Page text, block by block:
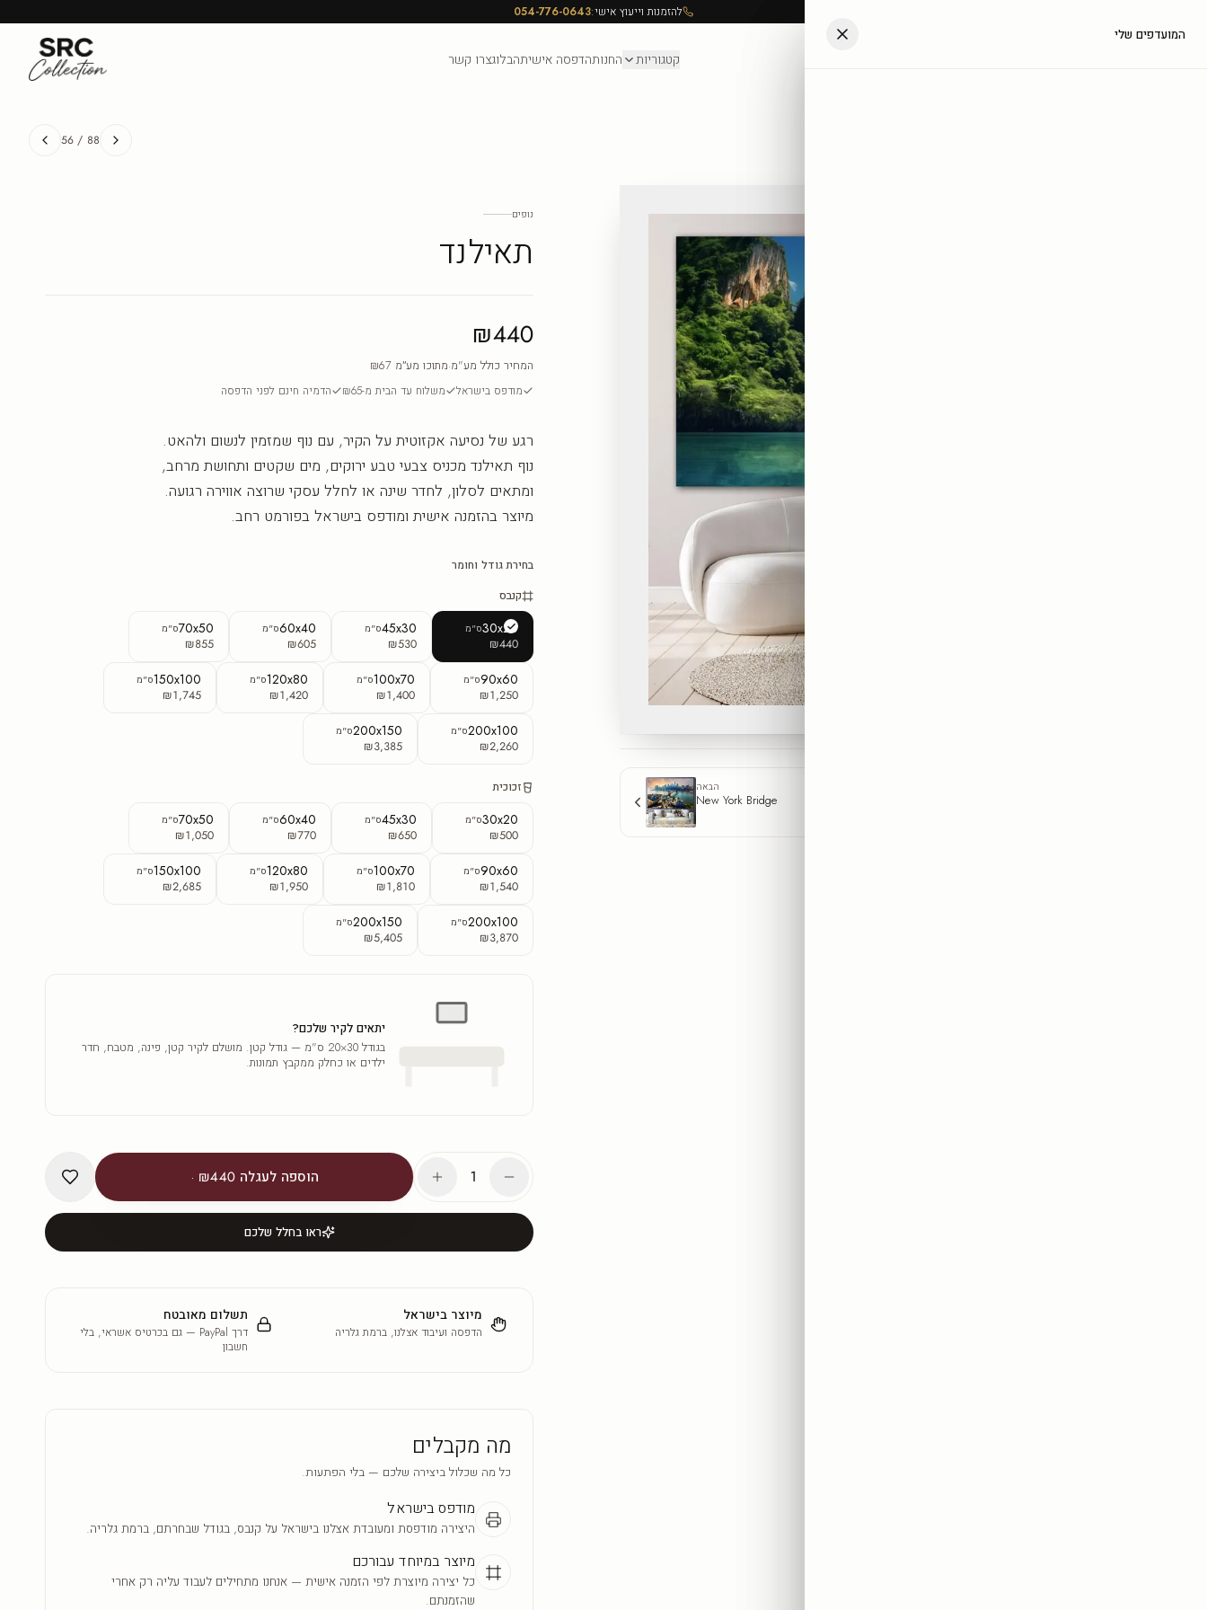
להזמנות וייעוץ אישי:054-776-0643
קטגוריות החנותהדפסה אישיתהבלוגצרו קשר
56 / 88
הבאה
New York Bridge
נופים
תאילנד
₪440
המחיר כולל מע"מ·מתוכו מע״מ ₪67
מודפס בישראל
משלוח עד הבית מ-₪65 הדמיה חינם לפני הדפסה
רגע של נסיעה אקזוטית על הקיר, עם נוף שמזמין לנשום ולהאט.
נוף תאילנד מכניס צבעי טבע ירוקים, מים שקטים ותחושת מרחב,
ומתאים לסלון, לחדר שינה או לחלל עסקי שרוצה אווירה רגועה.
מיוצר בהזמנה אישית ומודפס בישראל בפורמט רחב.
בחירת גודל וחומר
קנבס
30x20ס"מ
₪440
45x30ס"מ
₪530
60x40ס"מ
₪605
70x50ס"מ
₪855
90x60ס"מ
₪1,250
100x70ס"מ
₪1,400
120x80ס"מ
₪1,420
150x100ס"מ
₪1,745
200x100ס"מ
₪2,260
200x150ס"מ
₪3,385
זכוכית
30x20ס"מ
₪500
45x30ס"מ
₪650
60x40ס"מ
₪770
70x50ס"מ
₪1,050
90x60ס"מ
₪1,540
100x70ס"מ
₪1,810
120x80ס"מ
₪1,950
150x100ס"מ
₪2,685
200x100ס"מ
₪3,870
200x150ס"מ
₪5,405
יתאים לקיר שלכם?
בגודל 30×20 ס"מ — גודל קטן. מושלם לקיר קטן, פינה, מטבח, חדר
ילדים או כחלק ממקבץ תמונות.
1 הוספה לעגלה · ₪440
ראו בחלל שלכם
מיוצר בישראל
הדפסה ועיבוד אצלנו, ברמת גלריה
תשלום מאובטח
דרך PayPal — גם בכרטיס אשראי, בלי
חשבון
מה מקבלים
כל מה שכלול ביצירה שלכם — בלי הפתעות.
מודפס בישראל
היצירה מודפסת ומעובדת אצלנו בישראל על קנבס, בגודל שבחרתם, ברמת גלריה.
מיוצר במיוחד עבורכם
כל יצירה מיוצרת לפי הזמנה אישית — אנחנו מתחילים לעבוד עליה רק אחרי
שהזמנתם.
העגלה שלך
המועדפים שלי